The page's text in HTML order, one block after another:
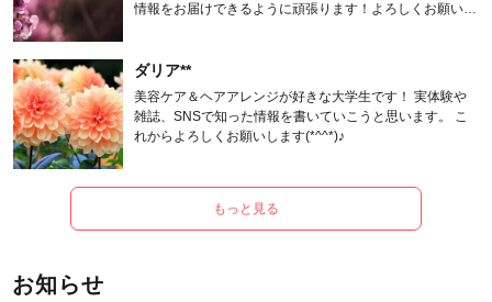
情報をお届けできるように頑張ります！よろしくお願いし
ダリア**
美容ケア＆ヘアアレンジが好きな大学生です！ 実体験や
雑誌、SNSで知った情報を書いていこうと思います。 こ
れからよろしくお願いします(*^^*)♪
もっと見る
お知らせ